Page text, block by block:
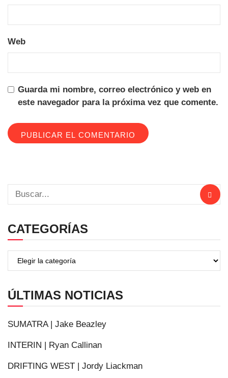
Web
Guarda mi nombre, correo electrónico y web en
este navegador para la próxima vez que comente.
CATEGORÍAS
ÚLTIMAS NOTICIAS
SUMATRA | Jake Beazley
INTERIN | Ryan Callinan
DRIFTING WEST | Jordy Liackman